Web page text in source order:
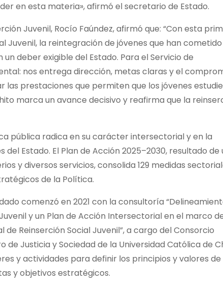
en esta materia», afirmó el secretario de Estado.
Juvenil, Rocío Faúndez, afirmó que: “Con esta
Juvenil, la reintegración de jóvenes que han cometido
deber exigible del Estado. Para el Servicio de
nos entrega dirección, metas claras y el
las prestaciones que permiten que los jóvenes
marca un avance decisivo y reafirma que la
pública radica en su carácter intersectorial y en la
Estado. El Plan de Acción 2025–2030, resultado de
y diversos servicios, consolida 129 medidas
de la Política.
comenzó en 2021 con la consultoría
y un Plan de Acción Intersectorial en el marco
Reinserción Social Juvenil”, a cargo del Consorcio
de Justicia y Sociedad de la Universidad Católica de
y actividades para definir los principios y valores de
y objetivos estratégicos.